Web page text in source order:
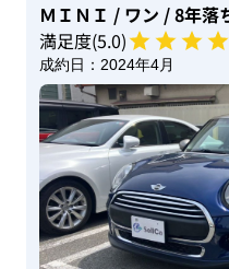
ＭＩＮＩ / ワン / 8年落
満足度(5.0)
成約日： 2024年4月